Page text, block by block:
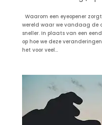
Waarom een eyeopener
wereld waar we vandaag de
sneller. In plaats van een
op hoe we deze
het voor veel...